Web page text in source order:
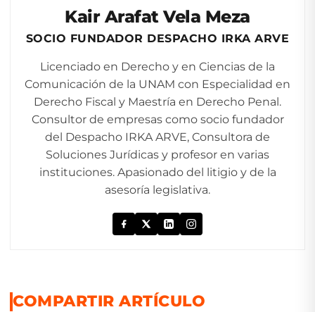
Kair Arafat Vela Meza
SOCIO FUNDADOR DESPACHO IRKA ARVE
Licenciado en Derecho y en Ciencias de la
Comunicación de la UNAM con Especialidad en
Derecho Fiscal y Maestría en Derecho Penal.
Consultor de empresas como socio fundador
del Despacho IRKA ARVE, Consultora de
Soluciones Jurídicas y profesor en varias
instituciones. Apasionado del litigio y de la
asesoría legislativa.
COMPARTIR ARTÍCULO